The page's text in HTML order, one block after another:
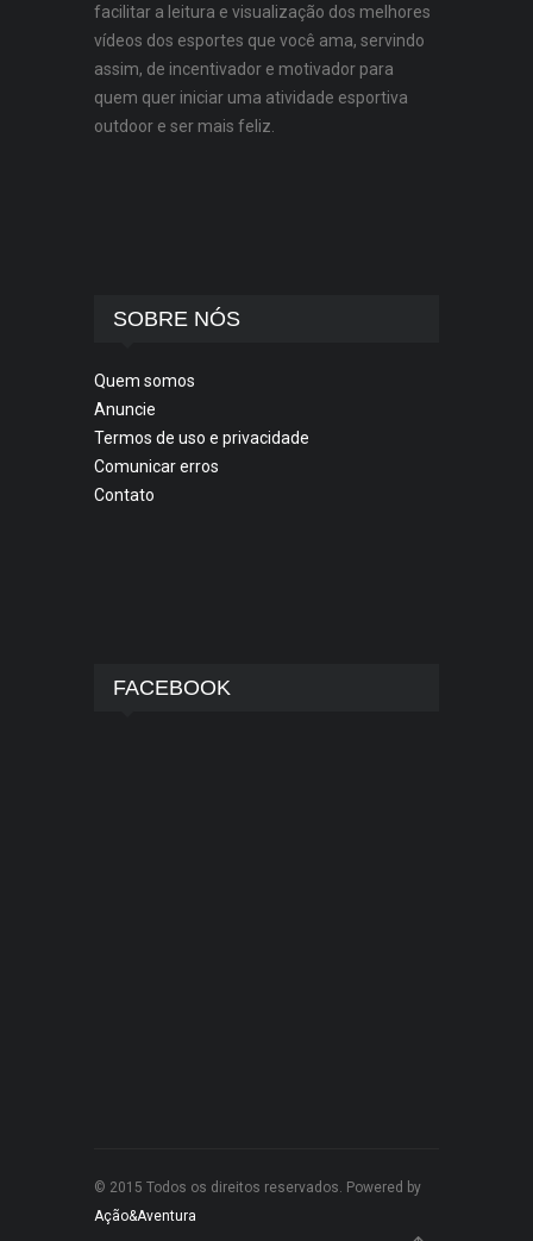
facilitar a leitura e visualização dos melhores
vídeos dos esportes que você ama, servindo
assim, de incentivador e motivador para
quem quer iniciar uma atividade esportiva
outdoor e ser mais feliz.
SOBRE NÓS
Quem somos
Anuncie
Termos de uso e privacidade
Comunicar erros
Contato
FACEBOOK
© 2015 Todos os direitos reservados. Powered by
Ação&Aventura